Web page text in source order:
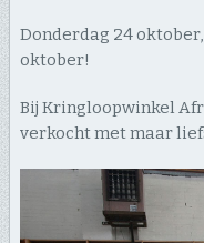
Donderdag 24
oktober!
Bij Kringloopwinkel
verkocht met maar